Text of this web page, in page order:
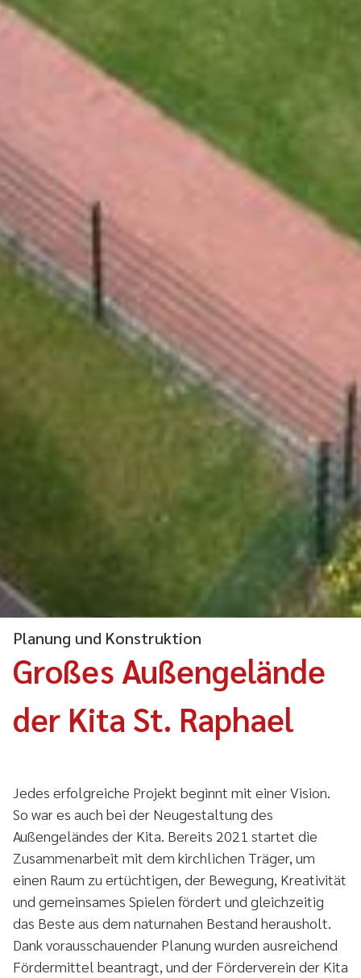
Planung und Konstruktion
Großes Außengelände
der Kita St. Raphael
Jedes erfolgreiche Projekt beginnt mit einer Vision.
So war es auch bei der Neugestaltung des
Außengeländes der Kita. Bereits 2021 startet die
Zusammenarbeit mit dem kirchlichen Träger, um
einen Raum zu ertüchtigen, der Bewegung, Kreativität
und gemeinsames Spielen fördert und gleichzeitig
das Beste aus dem naturnahen Bestand herausholt.
Dank vorausschauender Planung wurden ausreichend
Fördermittel beantragt, und der Förderverein der Kita